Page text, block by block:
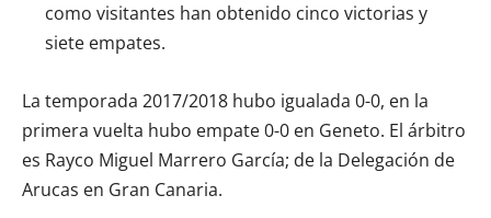
como visitantes han obtenido cinco victorias y
siete empates.
La temporada 2017/2018 hubo igualada 0-0, en la
primera vuelta hubo empate 0-0 en Geneto. El árbitro
es Rayco Miguel Marrero García; de la Delegación de
Arucas en Gran Canaria.